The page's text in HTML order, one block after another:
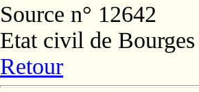
Source n° 12642
Etat civil de Bourges
Retour